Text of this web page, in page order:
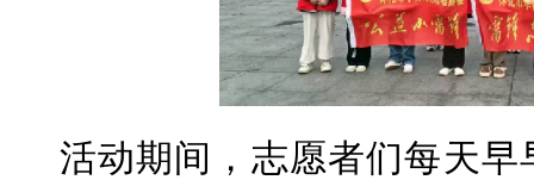
活动期间，志愿者们每天